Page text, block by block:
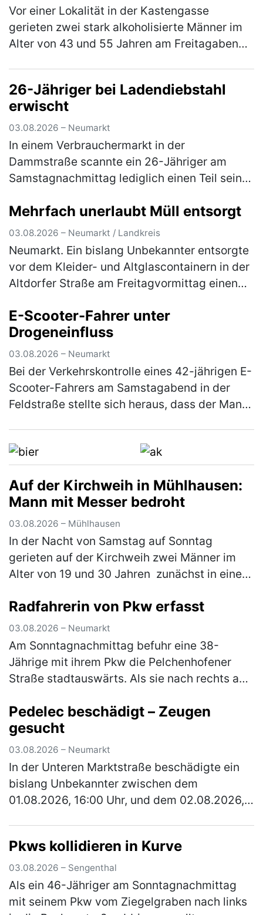
Vor einer Lokalität in der Kastengasse
gerieten zwei stark alkoholisierte Männer im
Alter von 43 und 55 Jahren am Freitagabend
26-Jähriger bei Ladendiebstahl
erwischt
03.08.2026 – Neumarkt
In einem Verbrauchermarkt in der
Dammstraße scannte ein 26-Jähriger am
Samstagnachmittag lediglich einen Teil seines
scannte er nicht und wollte den Laden ohne
d…(mehr)
Mehrfach unerlaubt Müll entsorgt
03.08.2026 – Neumarkt / Landkreis
Neumarkt. Ein bislang Unbekannter entsorgte
vor dem Kleider- und Altglascontainern in der
Altdorfer Straße am Freitagvormittag einen
konnte sich das Kennzeic…(mehr)
E-Scooter-Fahrer unter
Drogeneinfluss
03.08.2026 – Neumarkt
Bei der Verkehrskontrolle eines 42-jährigen E-
Scooter-Fahrers am Samstagabend in der
Feldstraße stellte sich heraus, dass der Mann
Auf der Kirchweih in Mühlhausen:
Mann mit Messer bedroht
03.08.2026 – Mühlhausen
In der Nacht von Samstag auf Sonntag
gerieten auf der Kirchweih zwei Männer im
Alter von 19 und 30 Jahren zunächst in einen
Jüngere ein Messer und bedr…(mehr)
Radfahrerin von Pkw erfasst
03.08.2026 – Neumarkt
Am Sonntagnachmittag befuhr eine 38-
Jährige mit ihrem Pkw die Pelchenhofener
Straße stadtauswärts. Als sie nach rechts auf
66-jährige Radfahrerin, die den…(mehr)
Pedelec beschädigt – Zeugen
gesucht
03.08.2026 – Neumarkt
In der Unteren Marktstraße beschädigte ein
bislang Unbekannter zwischen dem
01.08.2026, 16:00 Uhr, und dem 02.08.2026,
Pkws kollidieren in Kurve
03.08.2026 – Sengenthal
Als ein 46-Jähriger am Sonntagnachmittag
mit seinem Pkw vom Ziegelgraben nach links